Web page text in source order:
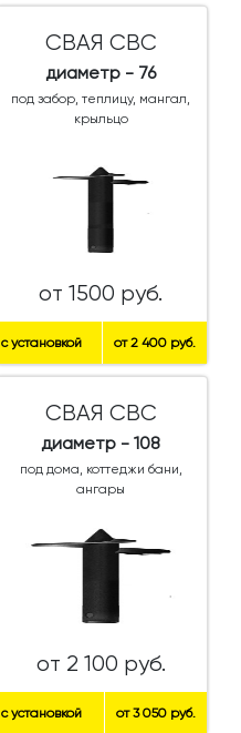
СВАЯ СВС
диаметр - 76
под забор, теплицу, мангал,
крыльцо
от 1500 руб.
с установкой от 2 400 руб.
СВАЯ СВС
диаметр - 108
под дома, коттеджи бани,
ангары
от 2 100 руб.
с установкой от 3 050 руб.